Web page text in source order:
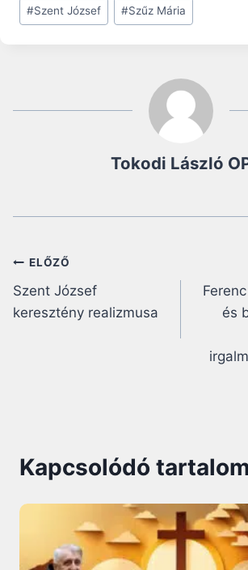
#Szent József #Szűz Mária
Tokodi László
Bejegyzés
navigáció
ELŐZŐ
Szent József
keresztény realizmusa
és
Kapcsolódó tartalom